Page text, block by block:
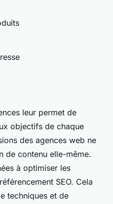
leur permet de
objectifs de chaque
des agences web ne
de contenu elle-même.
à optimiser les
SEO. Cela
techniques et de